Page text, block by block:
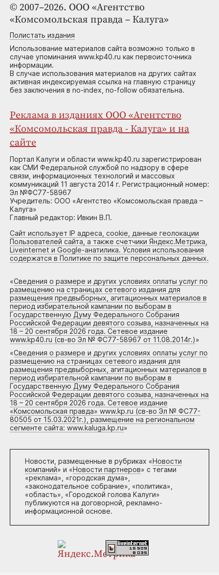
© 2007–2026. ООО «Агентство
«Комсомольская правда – Калуга»
Полистать издания
Использование материалов сайта возможно только в
случае упоминания www.kp40.ru как первоисточника
информации.
В случае использования материалов на других сайтах
активная индексируемая ссылка на главную страницу
без заключения в no-index, no-follow обязательна.
Реклама в изданиях ООО «Агентство
«Комсомольская правда - Калуга» и на
сайте
Портал Калуги и области www.kp40.ru зарегистрирован
как СМИ Федеральной службой по надзору в сфере
связи, информационных технологий и массовых
коммуникаций 11 августа 2014 г. Регистрационный номер:
Эл №ФС77-58967
Учредитель: ООО «Агентство «Комсомольская правда –
Калуга»
Главный редактор: Ивкин В.П.
Сайт использует IP адреса, cookie, данные геолокации
Пользователей сайта, а также счетчики Яндекс.Метрика,
Liveinternet и Google-анатилика. Условия использования
содержатся в Политике по защите персональных данных.
«Сведения о размере и других условиях оплаты услуг по
размещению на страницах сетевого издания для
размещения предвыборных, агитационных материалов в
период избирательной кампании по выборам в
Государственную Думу Федерального Собрания
Российской Федерации девятого созыва, назначенных на
18 – 20 сентября 2026 года. Сетевое издание
www.kp40.ru (св-во Эл № ФС77-58967 от 11.08.2014г.)»
«Сведения о размере и других условиях оплаты услуг по
размещению на страницах сетевого издания для
размещения предвыборных, агитационных материалов в
период избирательной кампании по выборам в
Государственную Думу Федерального Собрания
Российской Федерации девятого созыва, назначенных на
18 – 20 сентября 2026 года. Сетевое издание
«Комсомольская правда» www.kp.ru (св-во Эл № ФС77-
80505 от 15.03.2021г.), размещение на региональном
сегменте сайта: www.kaluga.kp.ru»
Новости, размещенные в рубриках «Новости
компаний» и «Новости партнеров» с тегами
«реклама», «городская дума»,
«законодательное собрание», «политика»,
«область», «Городской голова Калуги»
публикуются на договорной, рекламно-
информационной основе.